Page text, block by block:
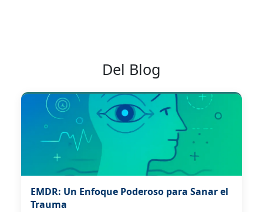
Del Blog
EMDR: Un Enfoque Poderoso para Sanar el
Trauma